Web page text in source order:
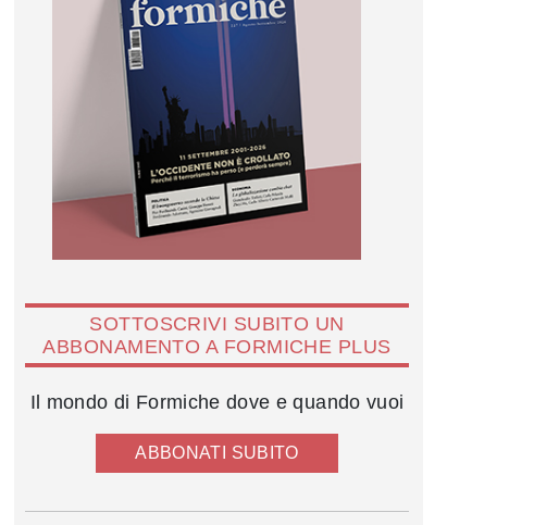
SOTTOSCRIVI SUBITO UN
ABBONAMENTO A FORMICHE PLUS
Il mondo di Formiche dove e quando vuoi
ABBONATI SUBITO